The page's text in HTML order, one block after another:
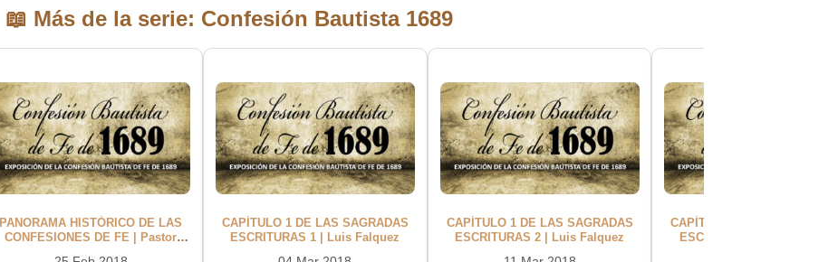
📖 Más de la serie: Confesión Bautista 1689
PANORAMA HISTÓRICO DE LAS
CONFESIONES DE FE | Pastor
CAPÍTULO 1 DE LAS SAGRADAS
ESCRITURAS 1 | Luis Falquez
CAPÍTULO 1 DE LAS SAGRADAS
ESCRITURAS 2 | Luis Falquez
CAPÍTULO 1 DE LAS
ESCRITURAS 3 | Luis